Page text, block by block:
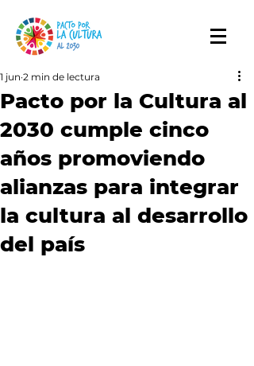
Pacto por la Cultura al
2030 cumple cinco
años promoviendo
alianzas para integrar
la cultura al desarrollo
del país
1 jun 2 min de lectura